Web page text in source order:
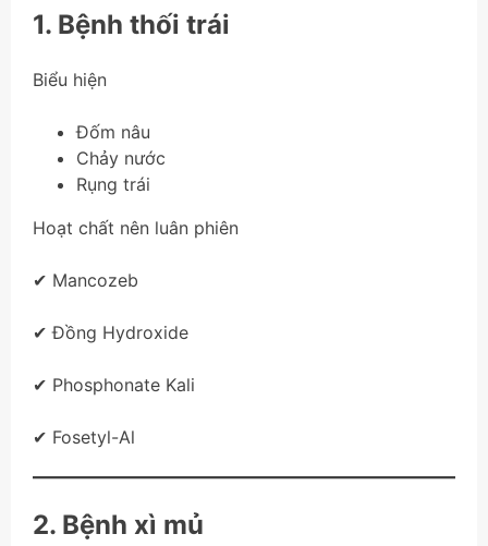
1. Bệnh thối trái
Biểu hiện
Đốm nâu
Chảy nước
Rụng trái
Hoạt chất nên luân phiên
✔ Mancozeb
✔ Đồng Hydroxide
✔ Phosphonate Kali
✔ Fosetyl-Al
2. Bệnh xì mủ